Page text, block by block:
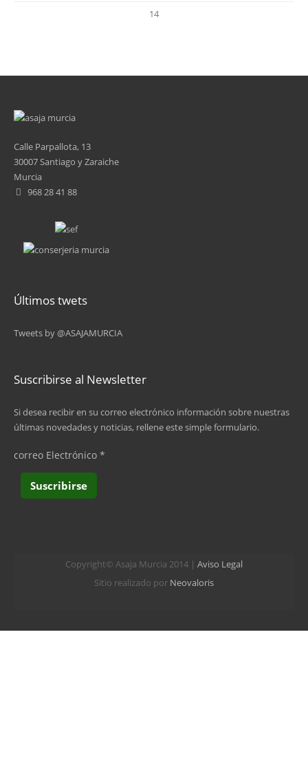
14
Calle Parpallota, 13
30007 Santiago y Zaraiche
Murcia
968 28 41 88
Últimos twets
Tweets by @ASAJAMURCIA
Suscribirse al Newsletter
Si desea recibir en su correo electrónico información sobre nuestras
últimas novedades y noticias, rellene este simple formulario.
correo Electrónico *
Copyright© Asaja Murcia 2014 | Aviso Legal
Sitio realizado por Neovaloris